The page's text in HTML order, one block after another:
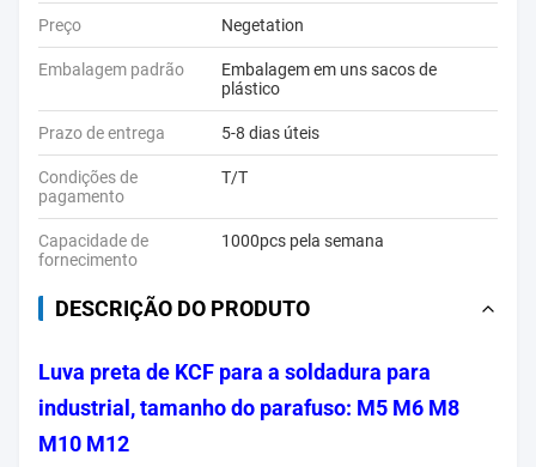
Preço Negetation
Embalagem padrão
Embalagem em uns sacos de
plástico
Prazo de entrega 5-8 dias úteis
Condições de
pagamento
T/T
Capacidade de
fornecimento
1000pcs pela semana
DESCRIÇÃO DO PRODUTO
Luva preta de KCF para a soldadura para
industrial, tamanho do parafuso: M5 M6 M8
M10 M12